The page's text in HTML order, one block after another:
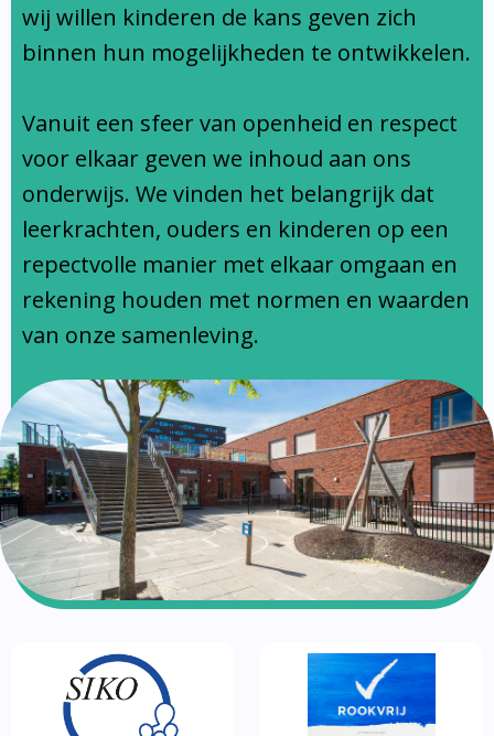
Ondersteuningsprofiel
wij willen kinderen de kans geven zich
binnen hun mogelijkheden te ontwikkelen.
Vanuit een sfeer van openheid en respect
voor elkaar geven we inhoud aan ons
onderwijs. We vinden het belangrijk dat
leerkrachten, ouders en kinderen op een
repectvolle manier met elkaar omgaan en
rekening houden met normen en waarden
van onze samenleving.